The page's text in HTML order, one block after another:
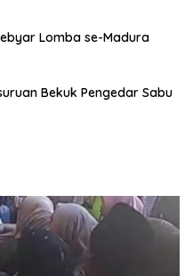
Lomba se-Madura
Bekuk Pengedar Sabu